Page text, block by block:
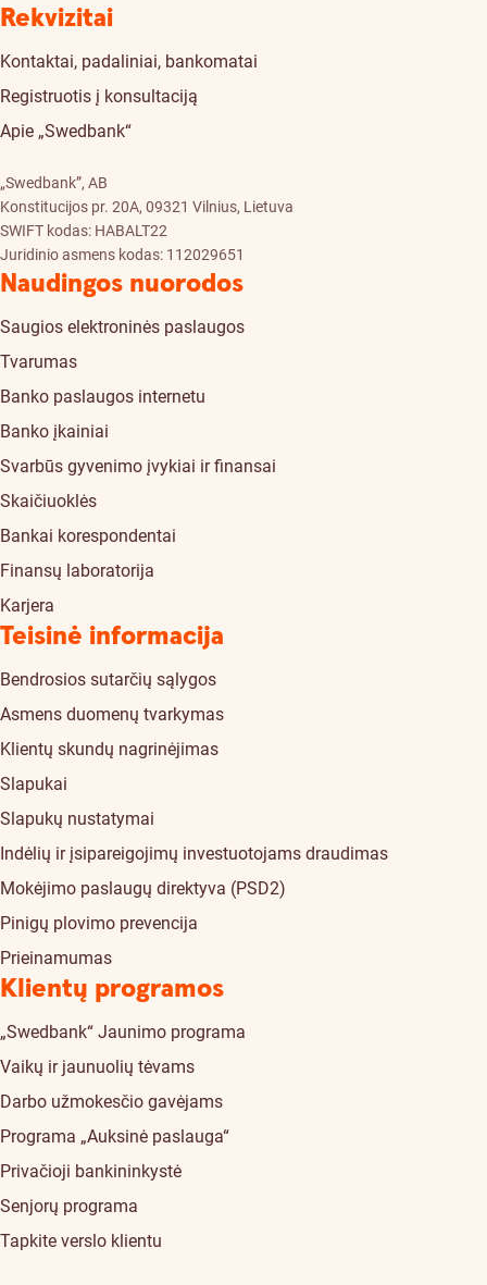
Rekvizitai
Kontaktai, padaliniai, bankomatai
Registruotis į konsultaciją
Apie „Swedbank“
„Swedbank”, AB
Konstitucijos pr. 20A, 09321 Vilnius, Lietuva
SWIFT kodas: HABALT22
Juridinio asmens kodas: 112029651
Naudingos nuorodos
Saugios elektroninės paslaugos
Tvarumas
Banko paslaugos internetu
Banko įkainiai
Svarbūs gyvenimo įvykiai ir finansai
Skaičiuoklės
Bankai korespondentai
Finansų laboratorija
Karjera
Teisinė informacija
Bendrosios sutarčių sąlygos
Asmens duomenų tvarkymas
Klientų skundų nagrinėjimas
Slapukai
Slapukų nustatymai
Indėlių ir įsipareigojimų investuotojams draudimas
Mokėjimo paslaugų direktyva (PSD2)
Pinigų plovimo prevencija
Prieinamumas
Klientų programos
„Swedbank“ Jaunimo programa
Vaikų ir jaunuolių tėvams
Darbo užmokesčio gavėjams
Programa „Auksinė paslauga“
Privačioji bankininkystė
Senjorų programa
Tapkite verslo klientu